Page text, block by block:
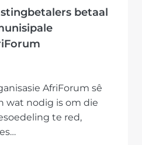
betaal
AfriForum sê
wat nodig is om die
te red,